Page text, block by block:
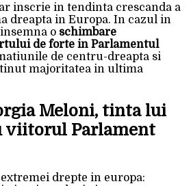
inscrie in tendinta crescanda a
dreapta in Europa. In cazul in
o schimbare
de forte in Parlamentul
de centru-dreapta si
majoritatea in ultima
Meloni, tinta lui
viitorul Parlament